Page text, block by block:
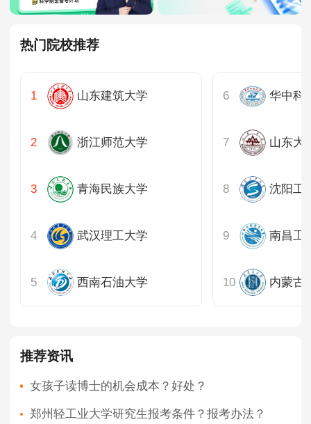
热门院校推荐
山东建筑大学
浙江师范大学
青海民族大学
武汉理工大学
西南石油大学
华中科
山东大
沈阳工
南昌工
内蒙古
推荐资讯
女孩子读博士的机会成本？好处？
郑州轻工业大学研究生报考条件？报考办法？